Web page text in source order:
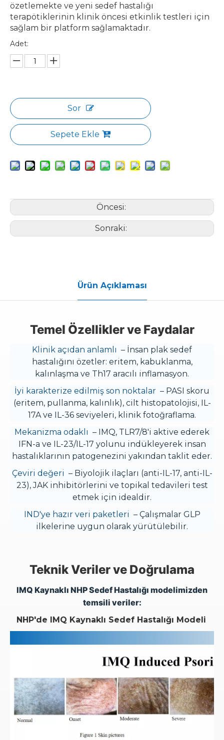
özetlemekte ve yeni sedef hastalığı
terapötiklerinin klinik öncesi etkinlik testleri için
sağlam bir platform sağlamaktadır.
Adet:
Sor
Sepete Ekle
Öncesi:
Sonraki:
Ürün Açıklaması
Temel Özellikler ve Faydalar
Klinik açıdan anlamlı – İnsan plak sedef
hastalığını özetler: eritem, kabuklanma,
kalınlaşma ve Th17 aracılı inflamasyon.
İyi karakterize edilmiş son noktalar – PASI skoru
(eritem, pullanma, kalınlık), cilt histopatolojisi, IL-
17A ve IL-36 seviyeleri, klinik fotoğraflama.
Mekanizma odaklı – IMQ, TLR7/8'i aktive ederek
IFN-a ve IL-23/IL-17 yolunu indükleyerek insan
hastalıklarının patogenezini yakından taklit eder.
Çeviri değeri – Biyolojik ilaçları (anti-IL-17, anti-IL-
23), JAK inhibitörlerini ve topikal tedavileri test
etmek için idealdir.
IND'ye hazır veri paketleri – Çalışmalar GLP
ilkelerine uygun olarak yürütülebilir.
Teknik Veriler ve Doğrulama
IMQ Kaynaklı NHP Sedef Hastalığı modelimizden
temsili veriler:
NHP'de IMQ Kaynaklı Sedef Hastalığı Modeli